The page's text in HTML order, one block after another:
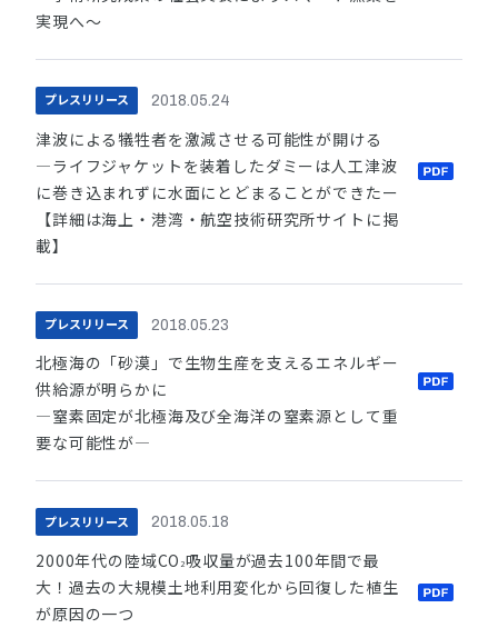
実現へ～
プレスリリース 2018.05.24
津波による犠牲者を激減させる可能性が開ける
―ライフジャケットを装着したダミーは人工津波
に巻き込まれずに水面にとどまることができたー
【詳細は海上・港湾・航空技術研究所サイトに掲
載】
プレスリリース 2018.05.23
北極海の「砂漠」で生物生産を支えるエネルギー
供給源が明らかに
―窒素固定が北極海及び全海洋の窒素源として重
要な可能性が―
プレスリリース 2018.05.18
2000年代の陸域CO 2吸収量が過去100年間で最
大！過去の大規模土地利用変化から回復した植生
が原因の一つ